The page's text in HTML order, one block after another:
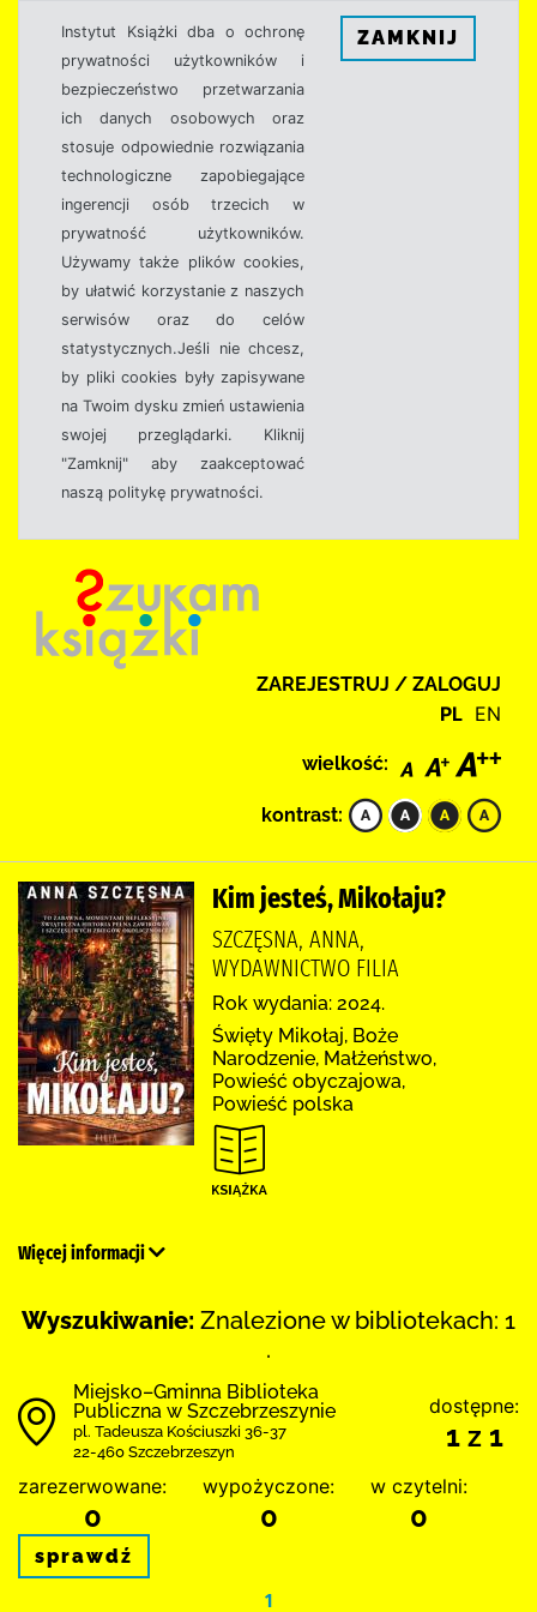
Instytut Książki dba o ochronę
prywatności użytkowników i
bezpieczeństwo przetwarzania
ich danych osobowych oraz
stosuje odpowiednie rozwiązania
technologiczne zapobiegające
ingerencji osób trzecich w
prywatność użytkowników.
Używamy także plików cookies,
by ułatwić korzystanie z naszych
serwisów oraz do celów
statystycznych.Jeśli nie chcesz,
by pliki cookies były zapisywane
na Twoim dysku zmień ustawienia
swojej przeglądarki. Kliknij
"Zamknij" aby zaakceptować
naszą politykę prywatności.
ZAMKNIJ
ZAREJESTRUJ / ZALOGUJ
PL EN
wielkość:
kontrast:
Kim jesteś, Mikołaju?
SZCZĘSNA, ANNA,
WYDAWNICTWO FILIA
Rok wydania: 2024.
Święty Mikołaj, Boże
Narodzenie, Małżeństwo,
Powieść obyczajowa,
Powieść polska
Więcej informacji
Wyszukiwanie: Znalezione w bibliotekach: 1
.
Miejsko–Gminna Biblioteka
Publiczna w Szczebrzeszynie
pl. Tadeusza Kościuszki 36-37
22-460 Szczebrzeszyn
dostępne:
1 z 1
zarezerwowane:
0
wypożyczone:
0
w czytelni:
0
sprawdź
1